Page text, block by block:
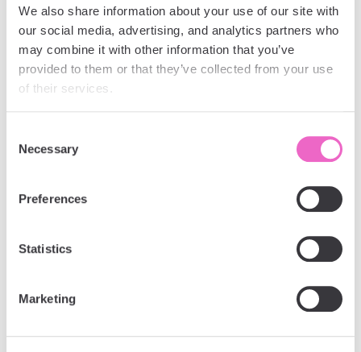
We also share information about your use of our site with
our social media, advertising, and analytics partners who
may combine it with other information that you’ve
provided to them or that they’ve collected from your use
of their services.
Selection
Necessary
Preferences
Statistics
Marketing
Czy kosmetyki probiotyczne
są dobre dla osób w każdym
wieku?
korzyści z rutynowej pielęgnacji kosmetykami
podstawowe potrzeby każdej skóry od pierwszych lat
naszego życia. Jednocześnie, w połączeniu z innymi
probiotyczna pielęgnacja skóry jest cenna zarówno w
zapobiegania pierwszym oznakom starzenia.
Przywracanie równowagi i redukcja stanów zapalnych